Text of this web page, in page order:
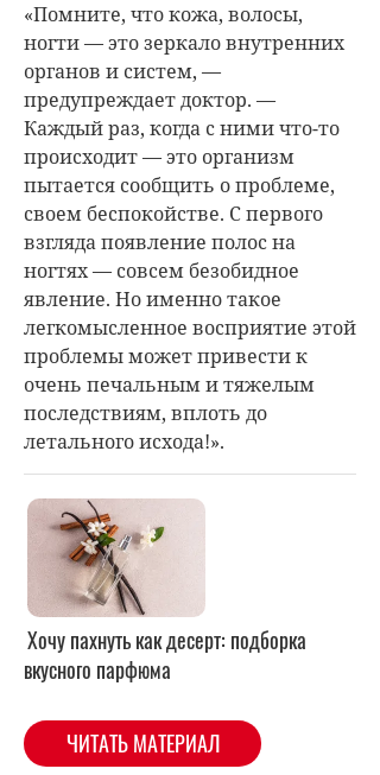
«Помните, что кожа, волосы,
ногти — это зеркало внутренних
органов и систем, —
предупреждает доктор. —
Каждый раз, когда с ними что-то
происходит — это организм
пытается сообщить о проблеме,
своем беспокойстве. С первого
взгляда появление полос на
ногтях — совсем безобидное
явление. Но именно такое
легкомысленное восприятие этой
проблемы может привести к
очень печальным и тяжелым
последствиям, вплоть до
летального исхода!».